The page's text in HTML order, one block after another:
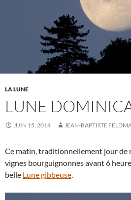
LA LUNE
LUNE
JUIN 15, 2014 JEAN-BAPTISTE
Ce matin, traditionnellement jour de
vignes bourguignonnes avant 6
belle Lune gibbeuse